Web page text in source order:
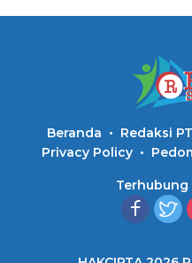
Beranda
Redaksi
Privacy Policy
Terhubung